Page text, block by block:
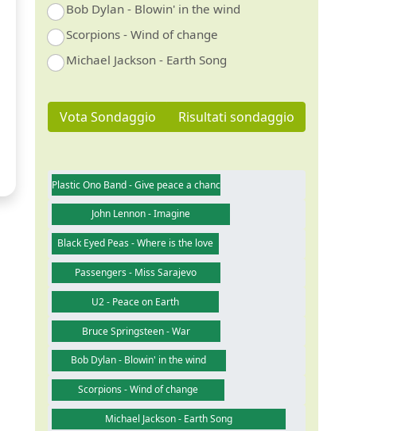
Bob Dylan - Blowin' in the wind
Scorpions - Wind of change
Michael Jackson - Earth Song
Vota Sondaggio Risultati sondaggio
Plastic Ono Band - Give peace a chance
John Lennon - Imagine
Black Eyed Peas - Where is the love
Passengers - Miss Sarajevo
U2 - Peace on Earth
Bruce Springsteen - War
Bob Dylan - Blowin' in the wind
Scorpions - Wind of change
Michael Jackson - Earth Song